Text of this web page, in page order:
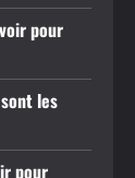
pour
les
pour